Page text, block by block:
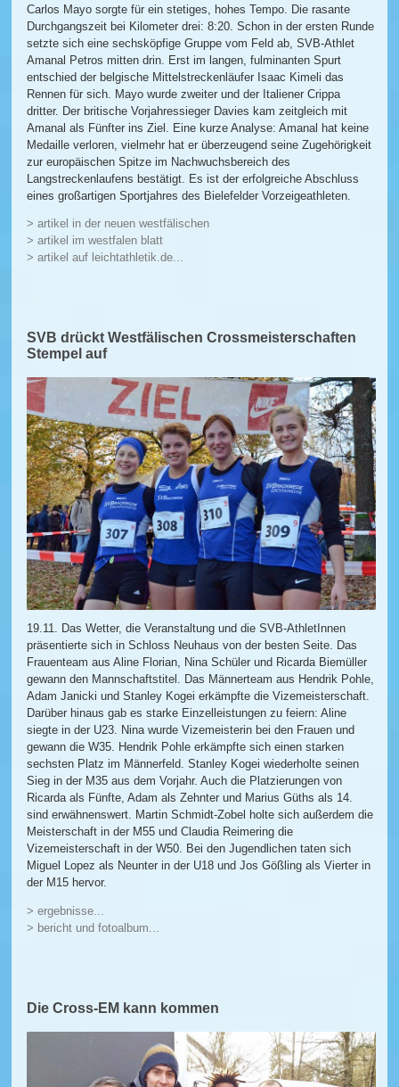
Carlos Mayo sorgte für ein stetiges, hohes Tempo. Die rasante
Durchgangszeit bei Kilometer drei: 8:20. Schon in der ersten Runde
setzte sich eine sechsköpfige Gruppe vom Feld ab, SVB-Athlet
Amanal Petros mitten drin. Erst im langen, fulminanten Spurt
entschied der belgische Mittelstreckenläufer Isaac Kimeli das
Rennen für sich. Mayo wurde zweiter und der Italiener Crippa
dritter. Der britische Vorjahressieger Davies kam zeitgleich mit
Amanal als Fünfter ins Ziel. Eine kurze Analyse: Amanal hat keine
Medaille verloren, vielmehr hat er überzeugend seine Zugehörigkeit
zur europäischen Spitze im Nachwuchsbereich des
Langstreckenlaufens bestätigt. Es ist der erfolgreiche Abschluss
eines großartigen Sportjahres des Bielefelder Vorzeigeathleten.
> artikel in der neuen westfälischen
> artikel im westfalen blatt
> artikel auf leichtathletik.de...
SVB drückt Westfälischen Crossmeisterschaften
Stempel auf
19.11. Das Wetter, die Veranstaltung und die SVB-AthletInnen
präsentierte sich in Schloss Neuhaus von der besten Seite. Das
Frauenteam aus Aline Florian, Nina Schüler und Ricarda Biemüller
gewann den Mannschaftstitel. Das Männerteam aus Hendrik Pohle,
Adam Janicki und Stanley Kogei erkämpfte die Vizemeisterschaft.
Darüber hinaus gab es starke Einzelleistungen zu feiern: Aline
siegte in der U23. Nina wurde Vizemeisterin bei den Frauen und
gewann die W35. Hendrik Pohle erkämpfte sich einen starken
sechsten Platz im Männerfeld. Stanley Kogei wiederholte seinen
Sieg in der M35 aus dem Vorjahr. Auch die Platzierungen von
Ricarda als Fünfte, Adam als Zehnter und Marius Güths als 14.
sind erwähnenswert. Martin Schmidt-Zobel holte sich außerdem die
Meisterschaft in der M55 und Claudia Reimering die
Vizemeisterschaft in der W50. Bei den Jugendlichen taten sich
Miguel Lopez als Neunter in der U18 und Jos Gößling als Vierter in
der M15 hervor.
> ergebnisse...
> bericht und fotoalbum...
Die Cross-EM kann kommen